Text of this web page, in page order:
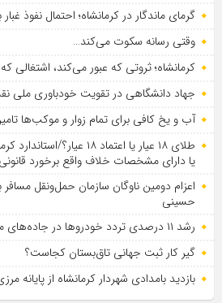
گرمای ماندگار در کرمانشاه؛ احتمال نفوذ
وقتی رسانه سکوت می‌کند…
کرمانشاه؛ ثروتی که عبور می‌کند، اشتغالی
جهاد دانشگاهی در تقویت خودباوری ملی
آب و یخ کافی برای تمام زوار و موکب‌ها
طلای ۱۸ عیار یا اعتماد ۱۸
یا دارای مشخصات خلاف واقع برخورد
اعزام دومین ناوگان سازمان حمل‌ونقل مسافر
حسینی
رشد ۱۱ درصدی تردد خودروها در جاده‌های مسیر زوار اربعین در کرمانشاه
گیر کار ثبت جهانی تاق‌بستان کجاست؟
بازدید بامدادی شهردار کرمانشاه از پایانه